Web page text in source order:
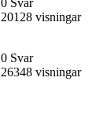
20128 visningar
0 Svar
26348 visningar